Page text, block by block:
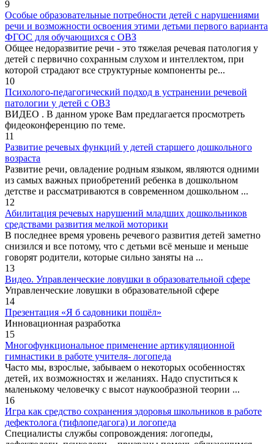
9
Особые образовательные потребности детей с нарушениями
речи и возможности освоения этими детьми первого варианта
ФГОС для обучающихся с ОВЗ
Общее недоразвитие речи - это тяжелая речевая патология у
детей с первично сохранным слухом и интеллектом, при
которой страдают все структурные компоненты ре...
10
Психолого-педагогический подход в устранении речевой
патологии у детей с ОВЗ
ВИДЕО . В данном уроке Вам предлагается просмотреть
фидеоконференцию по теме.
11
Развитие речевых функций у детей старшего дошкольного
возраста
Развитие речи, овладение родным языком, являются одними
из самых важных приобретений ребенка в дошкольном
детстве и рассматриваются в современном дошкольном ...
12
Абилитация речевых нарушений младших дошкольников
средствами развития мелкой моторики
В последнее время уровень речевого развития детей заметно
снизился и все потому, что с детьми всё меньше и меньше
говорят родители, которые сильно заняты на ...
13
Видео. Управленческие ловушки в образовательной сфере
Управленческие ловушки в образовательной сфере
14
Презентация «Я б садовники пошёл»
Инновационная разработка
15
Многофункциональное применение артикуляционной
гимнастики в работе учителя- логопеда
Часто мы, взрослые, забываем о некоторых особенностях
детей, их возможностях и желаниях. Надо спуститься к
маленькому человечку с высот наукообразной теории ...
16
Игра как средство сохранения здоровья школьников в работе
дефектолога (тифлопедагога) и логопеда
Специалисты службы сопровождения: логопеды,